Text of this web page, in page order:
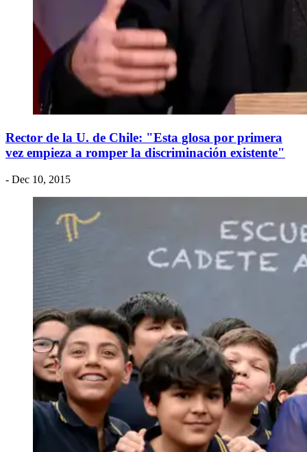
Rector de la U. de Chile: "Esta glosa por primera
vez empieza a romper la discriminación existente"
- Dec 10, 2015